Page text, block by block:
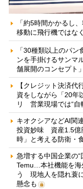
「約5時間かかるし
移動に飛行機ではな
「30種類以上のパ
ンを手掛けるサン
舗展開のコンセプト
【クレジット決済
資をしながら「20年
リ 営業現場では“自
キオクシアなどAI関
投資妙味 資産1.5億
時」と考える防衛・
急増する中国企業の
Temu…本社機能を海
う 現地人を隠れ蓑
懸念も